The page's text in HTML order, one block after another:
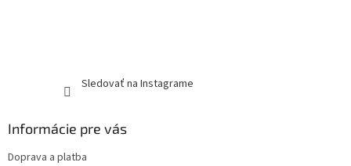
Sledovať na Instagrame
Informácie pre vás
Doprava a platba